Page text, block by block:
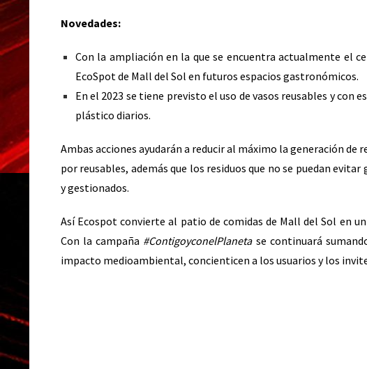
Novedades:
Con la ampliación en la que se encuentra actualmente el
EcoSpot de Mall del Sol en futuros espacios gastronómicos.
En el 2023 se tiene previsto el uso de vasos reusables y con
plástico diarios.
Ambas acciones ayudarán a reducir al máximo la generación de
por reusables, además que los residuos que no se puedan
y gestionados.
Así Ecospot convierte al patio de comidas de Mall del Sol en
Con la campaña #ContigoyconelPlanetase continuará
impacto medioambiental, concienticen a los usuarios y los